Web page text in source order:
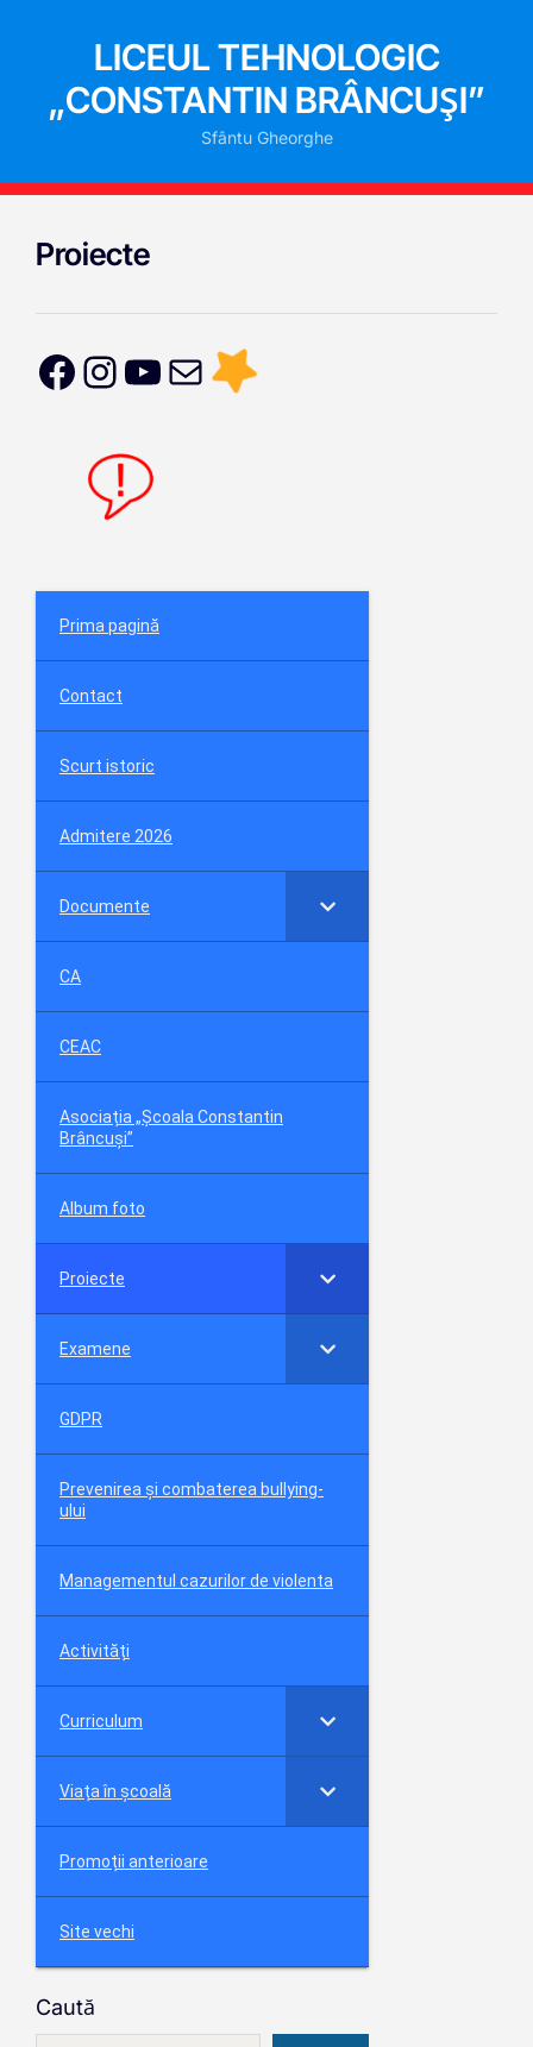
LICEUL TEHNOLOGIC
„CONSTANTIN BRÂNCUȘI”
Sfântu Gheorghe
Proiecte
Prima pagină
Contact
Scurt istoric
Admitere 2026
Documente
CA
CEAC
Asociația „Școala Constantin
Brâncuși”
Album foto
Proiecte
Examene
GDPR
Prevenirea și combaterea bullying-
ului
Managementul cazurilor de violenta
Activități
Curriculum
Viața în școală
Promoții anterioare
Site vechi
Caută